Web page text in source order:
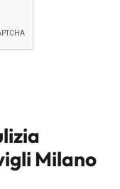
Milano